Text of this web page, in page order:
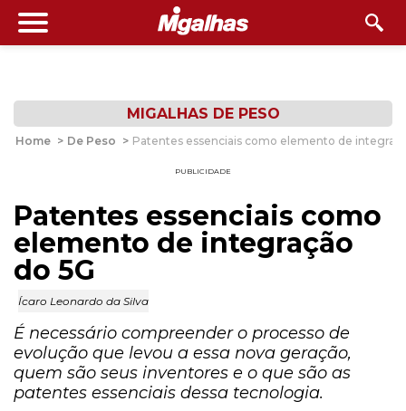
MIGALHAS DE PESO
Home > De Peso > Patentes essenciais como elemento de
PUBLICIDADE
Patentes essenciais como
elemento de integração
do 5G
Ícaro Leonardo da Silva
É necessário compreender o processo de
evolução que levou a essa nova geração,
quem são seus inventores e o que são as
patentes essenciais dessa tecnologia.